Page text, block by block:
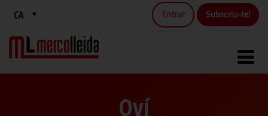
Entrar Subscriu-te!
Oví